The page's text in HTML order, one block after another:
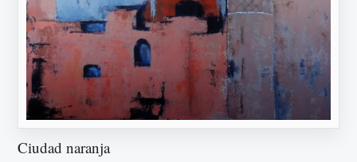
Ciudad naranja